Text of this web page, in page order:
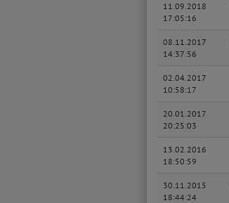
11.09.2018
17:05:16
08.11.2017
14:37:56
02.04.2017
10:58:17
20.01.2017
20:25:03
13.02.2016
18:50:59
30.11.2015
18:44:24